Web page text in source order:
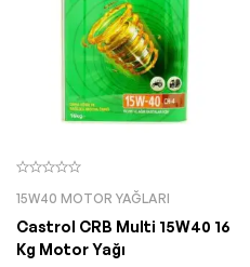
15W40 MOTOR YAĞLARI
Castrol CRB Multi 15W40 16
Kg Motor Yağı